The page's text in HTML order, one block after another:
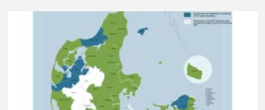
EPSBLOGGEN